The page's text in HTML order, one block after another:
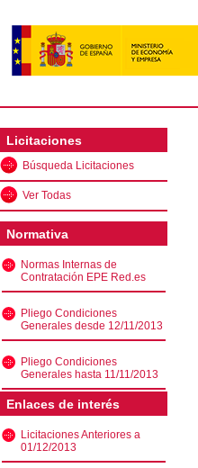
Licitaciones
Búsqueda Licitaciones
Ver Todas
Normativa
Normas Internas de
Contratación EPE Red.es
Pliego Condiciones
Generales desde 12/11/2013
Pliego Condiciones
Generales hasta 11/11/2013
Enlaces de interés
Licitaciones Anteriores a
01/12/2013